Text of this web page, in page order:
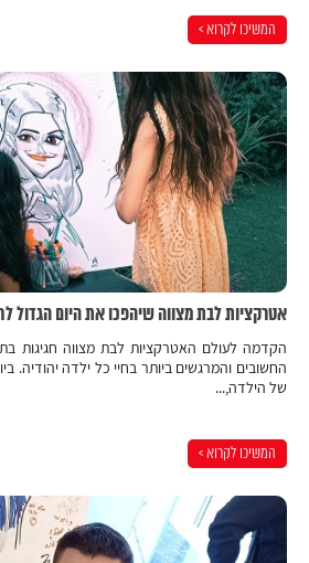
המשיכו לקרוא >
אטרקציות לבת מצווה שיהפכו את היום הגדול
הקדמה לעולם האטרקציות לבת מצווה חגיגות
החשובים והמרגשים ביותר בחיי כל ילדה יהודיה.
של הילדה,...
המשיכו לקרוא >